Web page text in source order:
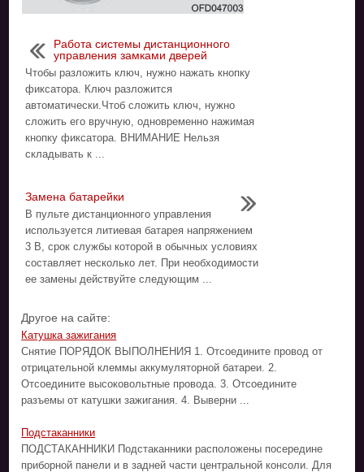
Работа системы дистанционного
управления замками дверей
Чтобы разложить ключ, нужно нажать кнопку
фиксатора. Ключ разложится
автоматически.Чтоб сложить ключ, нужно
сложить его вручную, одновременно нажимая
кнопку фиксатора. ВНИМАНИЕ Нельзя
складывать к ...
Замена батарейки
В пульте дистанционного управления
используется литиевая батарея напряжением
3 В, срок службы которой в обычных условиях
составляет несколько лет. При необходимости
ее замены действуйте следующим ...
Другое на сайте:
Катушка зажигания
Снятие ПОРЯДОК ВЫПОЛНЕНИЯ 1. Отсоедините провод от
отрицательной клеммы аккумуляторной батареи. 2.
Отсоедините высоковольтные провода. 3. Отсоедините
разъемы от катушки зажигания. 4. Выверни ...
Подстаканники
ПОДСТАКАННИКИ Подстаканники расположены посередине
приборной панели и в задней части центральной консоли. Для